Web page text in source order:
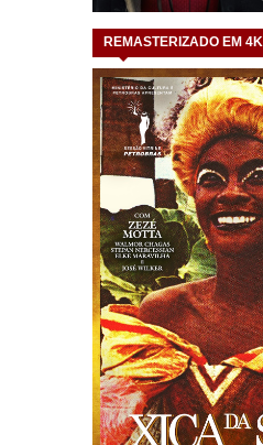
REMASTERIZADO EM 4K